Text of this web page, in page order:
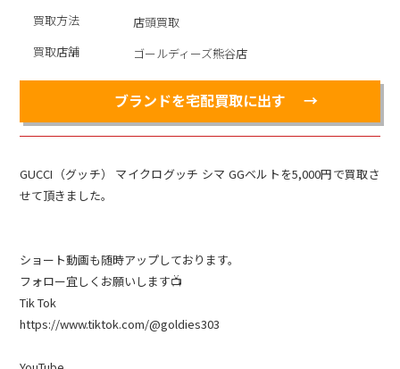
買取方法
店頭買取
買取店舗
ゴールディーズ熊谷店
ブランドを宅配買取に出す
GUCCI（グッチ） マイクログッチ シマ GGベルトを5,000円で買取さ
せて頂きました。
ショート動画も随時アップしております。
フォロー宜しくお願いします📺
Tik Tok
https://www.tiktok.com/@goldies303